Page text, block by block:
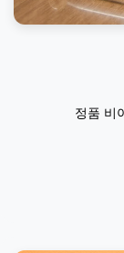
정품 비